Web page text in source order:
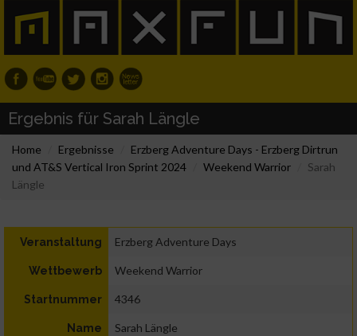
Ergebnis für Sarah Längle
Home Ergebnisse
Erzberg Adventure Days - Erzberg Dirtrun
und AT&S Vertical Iron Sprint 2024
Weekend Warrior
Sarah
Längle
Veranstaltung Erzberg Adventure Days
Wettbewerb Weekend Warrior
Startnummer 4346
Name Sarah Längle